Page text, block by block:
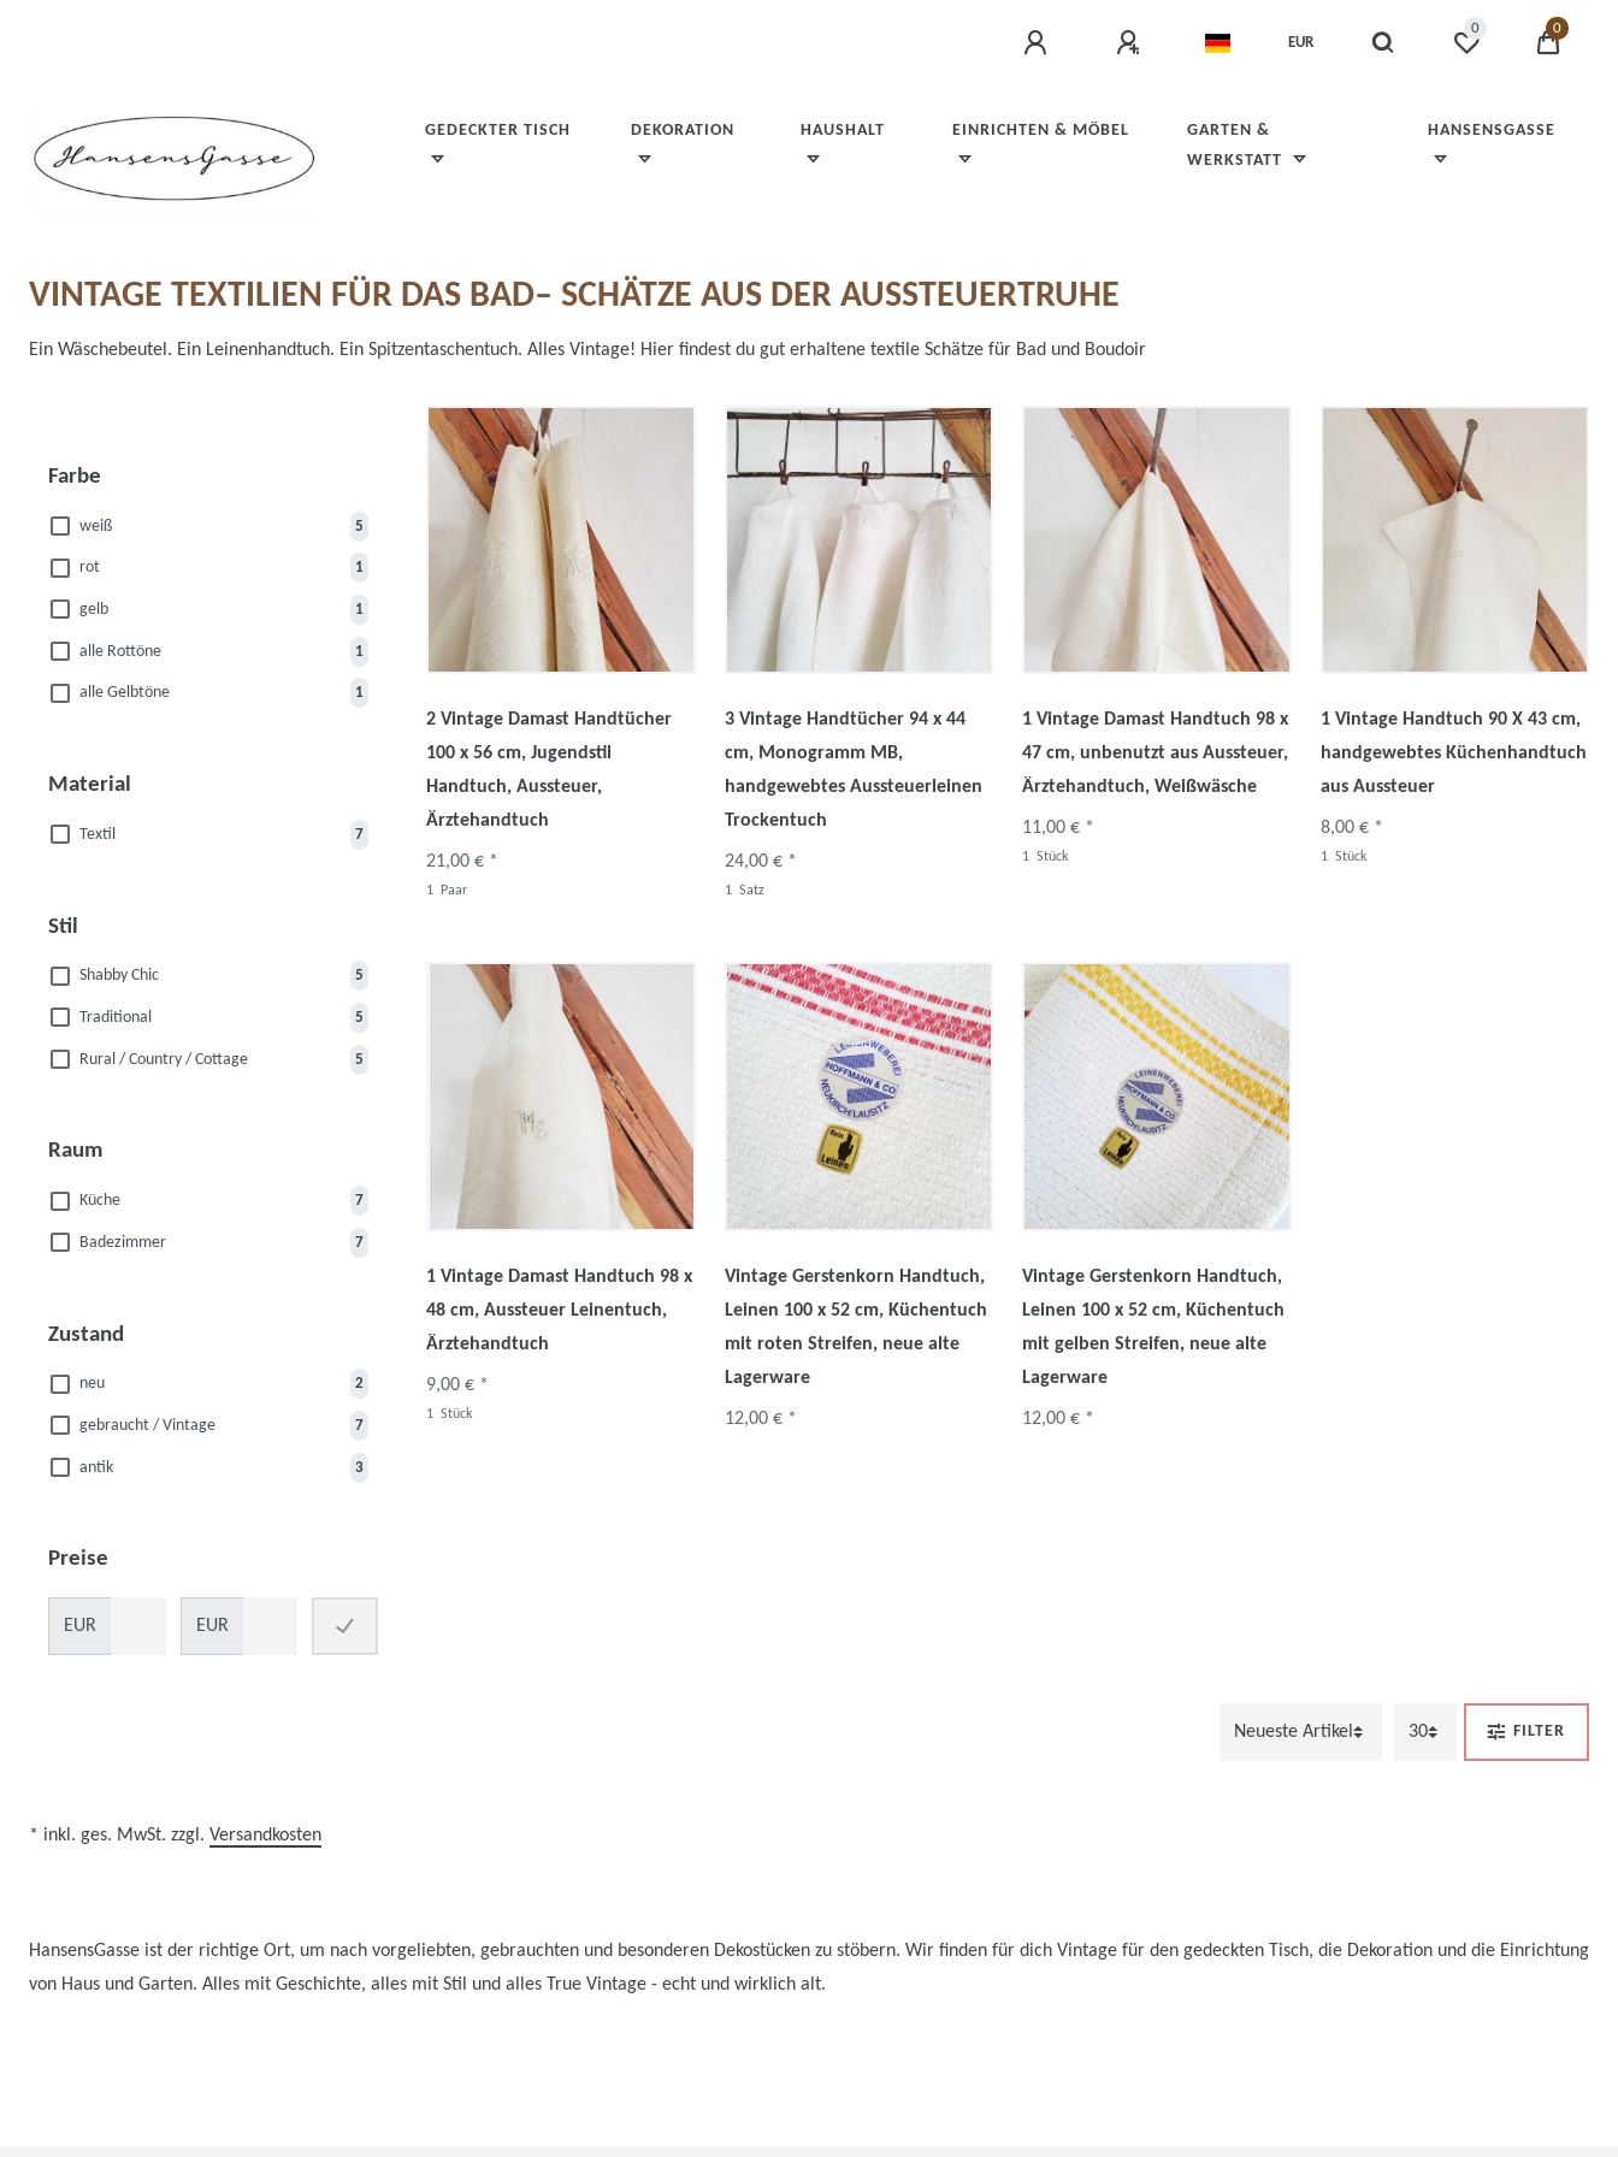
EUR
0 0
GEDECKTER TISCH DEKORATION HAUSHALT EINRICHTEN & MÖBEL
GARTEN &
WERKSTATT
HANSENSGASSE
VINTAGE TEXTILIEN FÜR DAS BAD– SCHÄTZE AUS DER AUSSTEUERTRUHE
Ein Wäschebeutel. Ein Leinenhandtuch. Ein Spitzentaschentuch. Alles Vintage! Hier findest du gut erhaltene textile Schätze für Bad und Boudoir
Farbe
weiß 5
rot 1
gelb 1
alle Rottöne 1
alle Gelbtöne 1
Material
Textil 7
Stil
Shabby Chic 5
Traditional 5
Rural / Country / Cottage 5
Raum
Küche 7
Badezimmer 7
Zustand
neu 2
gebraucht / Vintage 7
antik 3
Preise
EUR EUR
2 Vintage Damast Handtücher
100 x 56 cm, Jugendstil
Handtuch, Aussteuer,
Ärztehandtuch
21,00 € *
1 Paar
3 Vintage Handtücher 94 x 44
cm, Monogramm MB,
handgewebtes Aussteuerleinen
Trockentuch
24,00 € *
1 Satz
1 Vintage Damast Handtuch 98 x
47 cm, unbenutzt aus Aussteuer,
Ärztehandtuch, Weißwäsche
11,00 € *
1 Stück
1 Vintage Handtuch 90 X 43 cm,
handgewebtes Küchenhandtuch
aus Aussteuer
8,00 € *
1 Stück
1 Vintage Damast Handtuch 98 x
48 cm, Aussteuer Leinentuch,
Ärztehandtuch
9,00 € *
1 Stück
Vintage Gerstenkorn Handtuch,
Leinen 100 x 52 cm, Küchentuch
mit roten Streifen, neue alte
Lagerware
12,00 € *
Vintage Gerstenkorn Handtuch,
Leinen 100 x 52 cm, Küchentuch
mit gelben Streifen, neue alte
Lagerware
12,00 € *
FILTER
* inkl. ges. MwSt. zzgl. Versandkosten
HansensGasse ist der richtige Ort, um nach vorgeliebten, gebrauchten und besonderen Dekostücken zu stöbern. Wir finden für dich Vintage für den gedeckten Tisch, die Dekoration und die Einrichtung
von Haus und Garten. Alles mit Geschichte, alles mit Stil und alles True Vintage - echt und wirklich alt.